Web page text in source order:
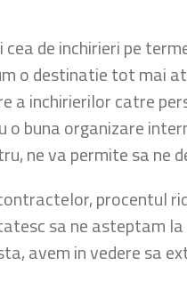
de inchirieri pe
o destinatie tot mai
a inchirierilor catre
buna organizare
ne va permite sa ne
procentul
sa ne asteptam
avem in vedere sa